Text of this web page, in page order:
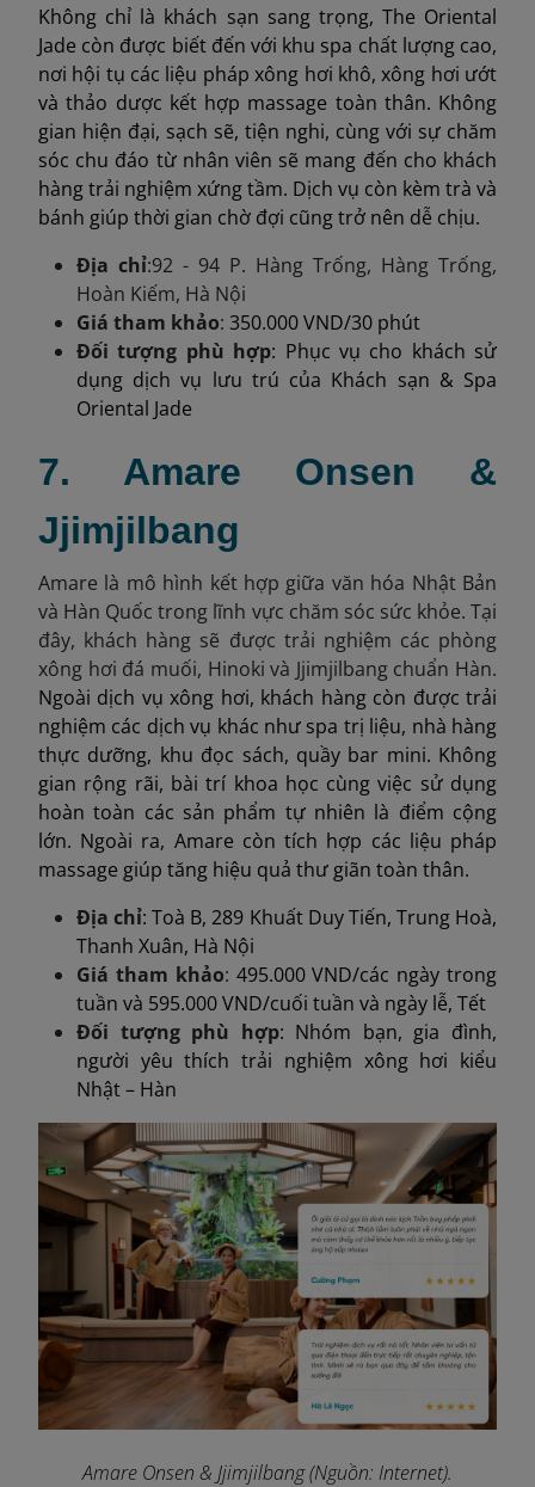
Không chỉ là khách sạn sang trọng, The Oriental
Jade còn được biết đến với khu spa chất lượng cao,
nơi hội tụ các liệu pháp xông hơi khô, xông hơi ướt
và thảo dược kết hợp massage toàn thân. Không
gian hiện đại, sạch sẽ, tiện nghi, cùng với sự chăm
sóc chu đáo từ nhân viên sẽ mang đến cho khách
hàng trải nghiệm xứng tầm. Dịch vụ còn kèm trà và
bánh giúp thời gian chờ đợi cũng trở nên dễ chịu.
Địa chỉ:92 - 94 P. Hàng Trống, Hàng Trống,
Hoàn Kiếm, Hà Nội
Giá tham khảo: 350.000 VND/30 phút
Đối tượng phù hợp: Phục vụ cho khách sử
dụng dịch vụ lưu trú của Khách sạn & Spa
Oriental Jade
7. Amare Onsen &
Jjimjilbang
Amare là mô hình kết hợp giữa văn hóa Nhật Bản
và Hàn Quốc trong lĩnh vực chăm sóc sức khỏe. Tại
đây, khách hàng sẽ được trải nghiệm các phòng
xông hơi đá muối, Hinoki và Jjimjilbang chuẩn Hàn.
Ngoài dịch vụ xông hơi, khách hàng còn được trải
nghiệm các dịch vụ khác như spa trị liệu, nhà hàng
thực dưỡng, khu đọc sách, quầy bar mini. Không
gian rộng rãi, bài trí khoa học cùng việc sử dụng
hoàn toàn các sản phẩm tự nhiên là điểm cộng
lớn. Ngoài ra, Amare còn tích hợp các liệu pháp
massage giúp tăng hiệu quả thư giãn toàn thân.
Địa chỉ: Toà B, 289 Khuất Duy Tiến, Trung Hoà,
Thanh Xuân, Hà Nội
Giá tham khảo: 495.000 VND/các ngày trong
tuần và 595.000 VND/cuối tuần và ngày lễ, Tết
Đối tượng phù hợp: Nhóm bạn, gia đình,
người yêu thích trải nghiệm xông hơi kiểu
Nhật – Hàn
Amare Onsen & Jjimjilbang (Nguồn: Internet).